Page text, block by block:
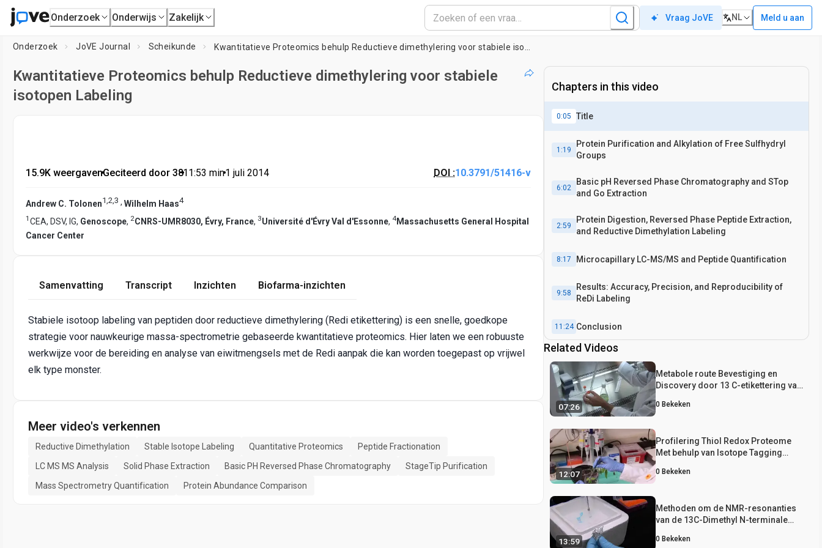
Onderzoek Onderwijs Zakelijk Vraag JoVE NL Meld u aan
Onderzoek JoVE Journal Scheikunde
Kwantitatieve Proteomics behulp Reductieve dimethylering voor stabiele
isotopen Labeling
15.9K weergaven•Geciteerd door 38•11:53 min•1 juli 2014 DOI :10.3791/51416-v
Andrew C. Tolonen1,2,3 , Wilhelm Haas4
1 CEA, DSV, IG, Genoscope, 2CNRS-UMR8030, Évry, France, 3Université d'Évry Val d'Essonne, 4 Massachusetts General Hospital
Cancer Center
Samenvatting Transcript Inzichten Biofarma-inzichten
Stabiele isotoop labeling van peptiden door reductieve dimethylering (Redi etikettering) is een snelle, goedkope
strategie voor nauwkeurige massa-spectrometrie gebaseerde kwantitatieve proteomics. Hier laten we een robuuste
werkwijze voor de bereiding en analyse van eiwitmengsels met de Redi aanpak die kan worden toegepast op vrijwel
elk type monster.
Meer video's verkennen
Reductive Dimethylation Stable Isotope Labeling Quantitative Proteomics
Peptide Fractionation
LC MS MS Analysis
Solid Phase Extraction Basic PH Reversed Phase Chromatography
StageTip Purification
Mass Spectrometry Quantification
Protein Abundance Comparison
Chapters in this video
0:05 Title
1:19
Protein Purification and Alkylation of Free Sulfhydryl
Groups
6:02
Basic pH Reversed Phase Chromatography and STop
and Go Extraction
2:59
Protein Digestion, Reversed Phase Peptide Extraction,
and Reductive Dimethylation Labeling
8:17 Microcapillary LC-MS/MS and Peptide Quantification
9:58
Results: Accuracy, Precision, and Reproducibility of
ReDi Labeling
11:24 Conclusion
Related Videos
07:26
Metabole route Bevestiging en
Discovery door 13 C-etikettering van
0 Bekeken
12:07
Profilering Thiol Redox Proteome
Met behulp van Isotope Tagging
0 Bekeken
13:59
Methoden om de NMR-resonanties
van de 13C-Dimethyl N-terminale
eiwitten te identificeren
0 Bekeken